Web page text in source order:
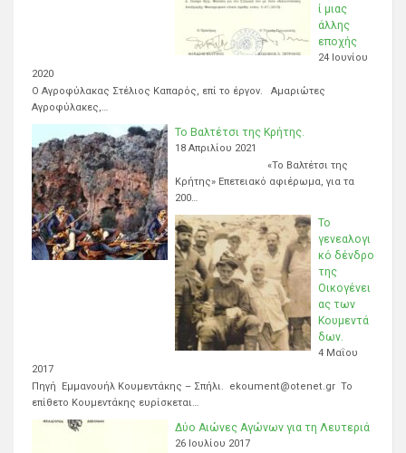
ί μιας
άλλης
εποχής
24 Ιουνίου
2020
Ο Αγροφύλακας Στέλιος Καπαρός, επί το έργον. Αμαριώτες
Αγροφύλακες,…
Το Βαλτέτσι της Κρήτης.
18 Απριλίου 2021
«Το Βαλτέτσι της
Κρήτης» Επετειακό αφιέρωμα, για τα
200…
Το
γενεαλογι
κό δένδρο
της
Οικογένει
ας των
Κουμεντά
δων.
4 Μαΐου
2017
Πηγή Εμμανουήλ Κουμεντάκης – Σπήλι. ekoument@otenet.gr Το
επίθετο Κουμεντάκης ευρίσκεται…
Δύο Αιώνες Αγώνων για τη Λευτεριά
26 Ιουλίου 2017